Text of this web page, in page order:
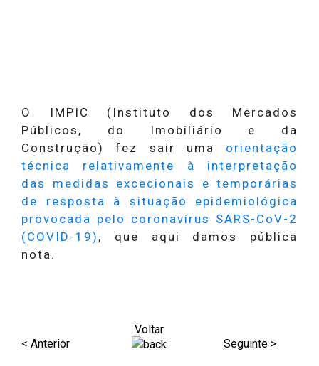
O IMPIC (Instituto dos Mercados
Públicos, do Imobiliário e da
Construção) fez sair uma orientação
técnica relativamente à interpretação
das medidas excecionais e temporárias
de resposta à situação epidemiológica
provocada pelo coronavírus SARS-CoV-2
(COVID-19) , que aqui damos pública
nota.
< Anterior
Voltar
Seguinte >